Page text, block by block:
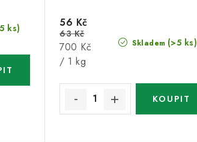
ks)
Skladem (>5 ks)
56 Kč
63 Kč
Měrná
cena:
700 Kč
/ 1 kg